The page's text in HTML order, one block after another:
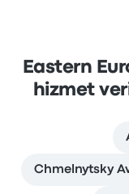
Eastern
hizmet
Chmelnytsky